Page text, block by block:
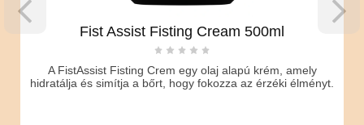
Fist Assist Fisting Cream 500ml
A FistAssist Fisting Crem egy olaj alapú krém, amely
hidratálja és simítja a bőrt, hogy fokozza az érzéki élményt.